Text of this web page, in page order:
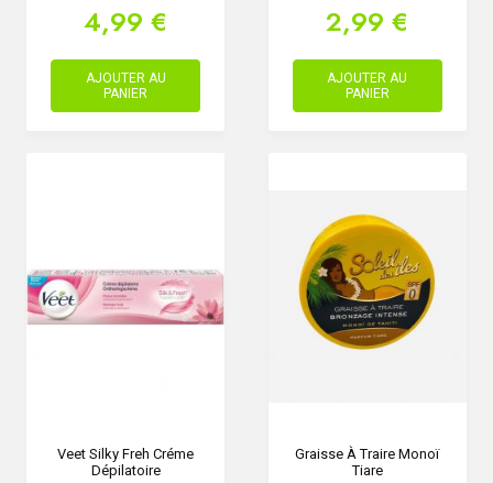
4,99 €
AJOUTER AU
PANIER
2,99 €
AJOUTER AU
PANIER
Veet Silky Freh Créme
Dépilatoire
Graisse À Traire Monoï
Tiare